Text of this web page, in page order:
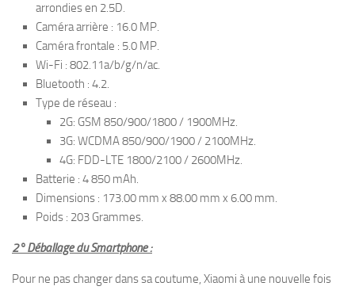
arrondies en 2.5D.
Caméra arrière : 16.0 MP.
Caméra frontale : 5.0 MP.
Wi-Fi : 802.11a/b/g/n/ac.
Bluetooth : 4.2.
Type de réseau :
2G: GSM 850/900/1800 / 1900MHz.
3G: WCDMA 850/900/1900 / 2100MHz.
4G: FDD-LTE 1800/2100 / 2600MHz.
Batterie : 4 850 mAh.
Dimensions : 173.00 mm x 88.00 mm x 6.00 mm.
Poids : 203 Grammes.
2° Déballage du Smartphone :
Pour ne pas changer dans sa coutume, Xiaomi à une nouvelle fois